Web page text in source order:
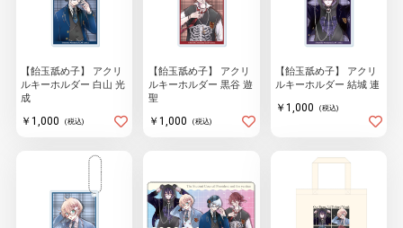
【飴玉舐め子】 アクリ
ルキーホルダー 白山 光
成
￥1,000 (税込)
【飴玉舐め子】 アクリ
ルキーホルダー 黒谷 遊
聖
￥1,000 (税込)
【飴玉舐め子】 アクリ
ルキーホルダー 結城 連
￥1,000 (税込)